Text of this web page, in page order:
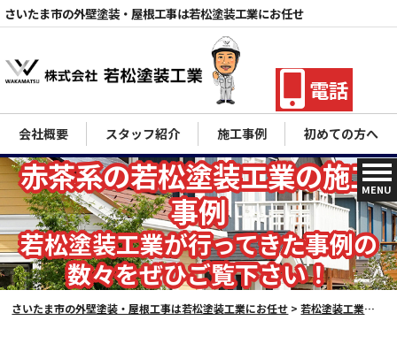
さいたま市の外壁塗装・屋根工事は若松塗装工業にお任せ
電話
MENU
会社概要 スタッフ紹介 施工事例 初めての方へ
赤茶系の若松塗装工業の施工
事例
若松塗装工業が行ってきた事例の
数々をぜひご覧下さい！
さいたま市の外壁塗装・屋根工事は若松塗装工業にお任せ >若松塗装工業の施工事例